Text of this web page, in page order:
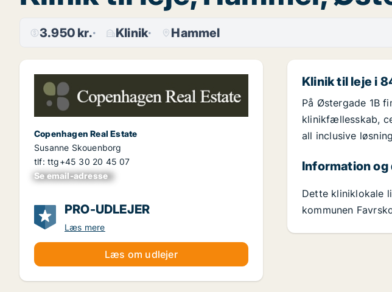
3.950 kr. Klinik Hammel
Copenhagen Real Estate
Susanne Skouenborg
tlf: ttg+45 30 20 45 07
Se email-adresse
xxxxxxxxxxxxxxxx
PRO-UDLEJER
Læs mere
Læs om udlejer
Klinik til leje i
På Østergade 1B
klinikfællesskab,
all inclusive
Information og
Dette kliniklokale
kommunen